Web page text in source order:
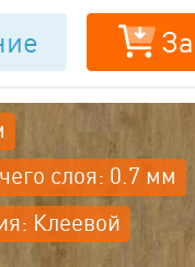
слоя: 0.7 мм
Клеевой